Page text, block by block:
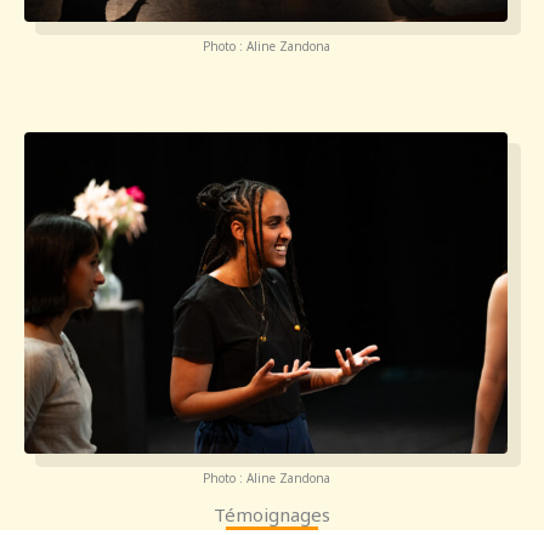
Photo : Aline Zandona
Photo : Aline Zandona
Témoignages